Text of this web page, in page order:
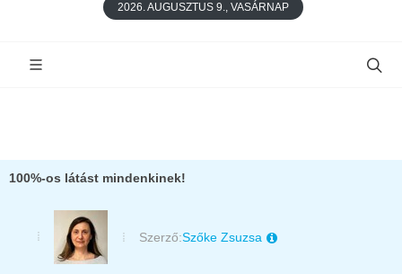
2026. AUGUSZTUS 9., VASÁRNAP
100%-os látást mindenkinek!
Szerző:Szőke Zsuzsa